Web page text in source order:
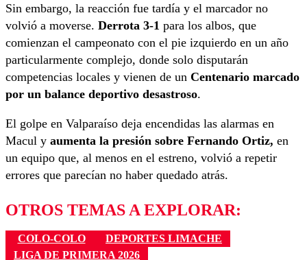
Sin embargo, la reacción fue tardía y el marcador no
volvió a moverse. Derrota 3-1 para los albos, que
comienzan el campeonato con el pie izquierdo en un año
particularmente complejo, donde solo disputarán
competencias locales y vienen de un Centenario marcado
por un balance deportivo desastroso.
El golpe en Valparaíso deja encendidas las alarmas en
Macul y aumenta la presión sobre Fernando Ortiz, en
un equipo que, al menos en el estreno, volvió a repetir
errores que parecían no haber quedado atrás.
OTROS TEMAS A EXPLORAR:
COLO-COLO
DEPORTES LIMACHE
LIGA DE PRIMERA 2026